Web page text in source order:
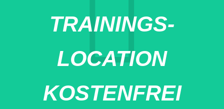
TRAININGS-
LOCATION
KOSTENFREI